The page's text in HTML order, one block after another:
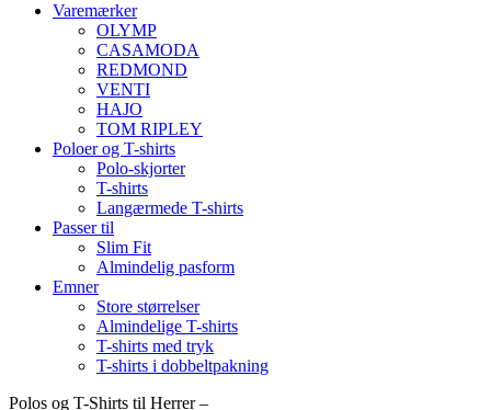
Varemærker
OLYMP
CASAMODA
REDMOND
VENTI
HAJO
TOM RIPLEY
Poloer og T-shirts
Polo-skjorter
T-shirts
Langærmede T-shirts
Passer til
Slim Fit
Almindelig pasform
Emner
Store størrelser
Almindelige T-shirts
T-shirts med tryk
T-shirts i dobbeltpakning
Polos og T-Shirts til Herrer –